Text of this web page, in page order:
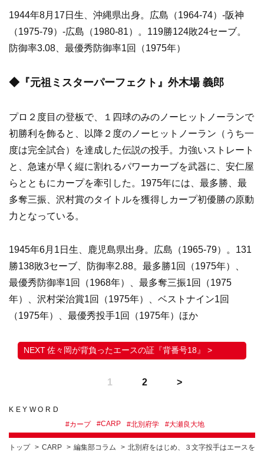
1944年8月17日生、沖縄県出身。広島（1964-74）-阪神
（1975-79）-広島（1980-81）。119勝124敗24セーブ。
防御率3.08、最優秀防御率1回（1975年）
◆『元祖ミスターパーフェクト』外木場 義郎
プロ２度目の登板で、１四球のみのノーヒットノーランで
初勝利を飾ると、以降２度のノーヒットノーラン（うち一
度は完全試合）を達成した伝説の投手。力強いストレート
と、急速が早く縦に割れるパワーカーブを武器に、安仁屋
らとともにカープを牽引した。1975年には、最多勝、最
多奪三振、沢村賞のタイトルを獲得しカープ初優勝の原動
力となっている。
1945年6月1日生、鹿児島県出身。広島（1965-79）。131
勝138敗3セーブ、防御率2.88。最多勝1回（1975年）、
最優秀防御率1回（1968年）、最多奪三振1回（1975
年）、沢村栄治賞1回（1975年）、ベストナイン1回
（1975年）、最優秀投手1回（1975年）ほか
佐々岡が背負ったエースの証『背番号18』 >
1 2
KEYWORD
#カープ #CARP #北別府学 #大瀬良大地
トップ CARP 編集部コラム
北別府をはじめ、３文字投手はエースを